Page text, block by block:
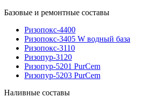
Базовые и ремонтные составы
Ризопокс-4400
Ризопокс-3405 W водный база
Ризопокс-3110
Ризопур-3120
Ризопур-5201 PurCem
Ризопур-5203 PurCem
Наливные составы